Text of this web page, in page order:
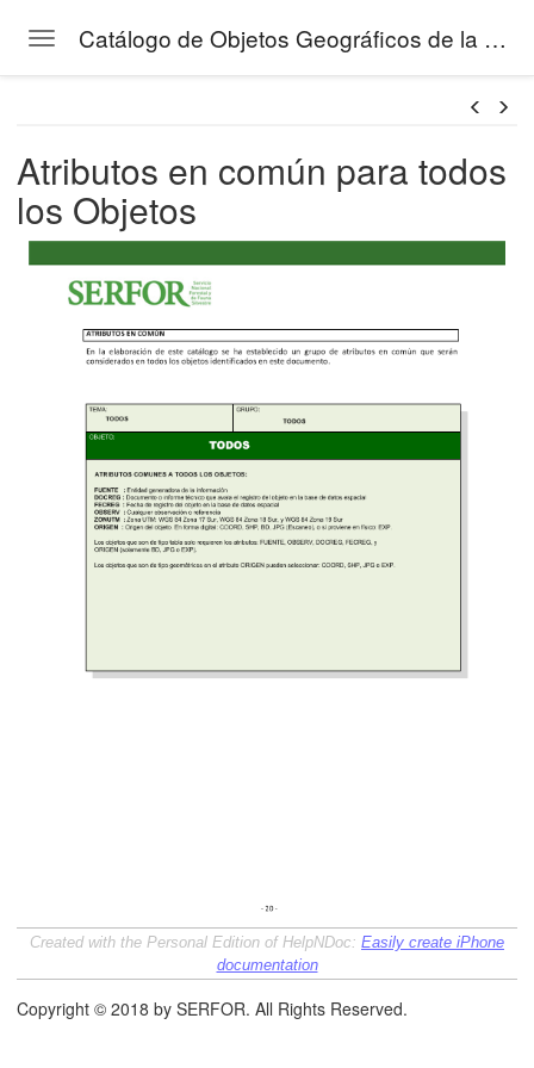
Toggle navigation Catálogo de Objetos Geográficos de la Gestión Forestal del SERFOR
Atributos en común para todos
los Objetos
Created with the Personal Edition of HelpNDoc: Easily create iPhone
documentation
Copyright © 2018 by SERFOR. All Rights Reserved.